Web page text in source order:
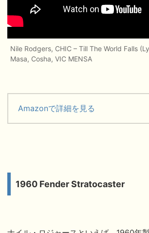
Nile Rodgers, CHIC – Till The World Falls
Masa, Cosha, VIC MENSA
Amazonで詳細を見る
1960 Fender Stratocaster